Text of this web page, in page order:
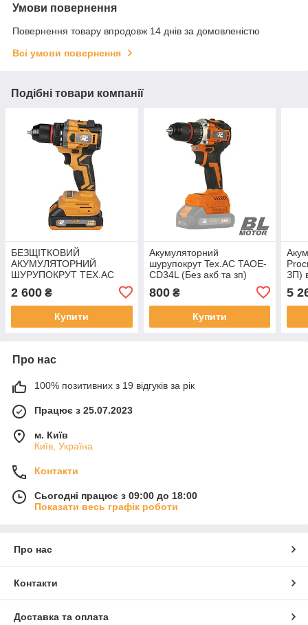
Умови повернення
Повернення товару впродовж 14 днів за домовленістю
Всі умови повернення
Подібні товари компанії
БЕЗЩІТКОВИЙ
АКУМУЛЯТОРНИЙ
ШУРУПОКРУТ TEX.AC
2 600 ₴
Купити
Акумуляторний
шурупокрут Tex.AC TAOE-
СD34L (Без акб та зп)
800₴
Купити
ЗП)
5
Про нас
100% позитивних з 19 відгуків за рік
Працює з 25.07.2023
м. Київ
Київ, Україна
Контакти
Сьогодні працює з 09:00 до 18:00
Показати весь графік роботи
Про нас
Контакти
Доставка та оплата